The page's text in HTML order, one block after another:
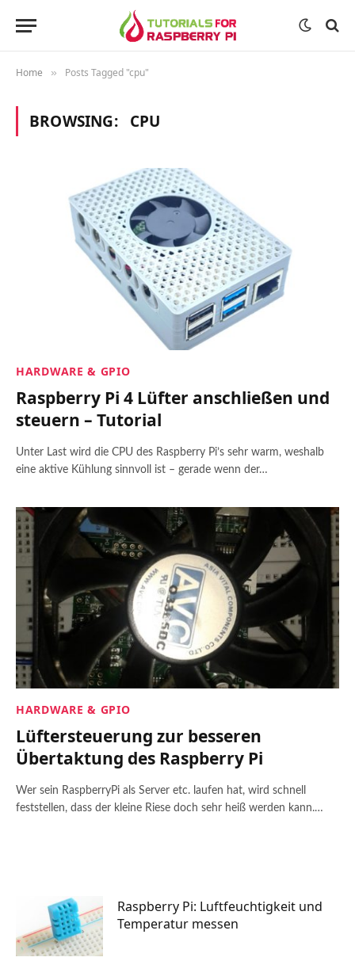
Home » Posts Tagged "cpu"
BROWSING: CPU
HARDWARE & GPIO
Raspberry Pi 4 Lüfter anschließen und
steuern – Tutorial
Unter Last wird die CPU des Raspberry Pi’s sehr warm, weshalb
eine aktive Kühlung sinnvoll ist – gerade wenn der…
HARDWARE & GPIO
Lüftersteuerung zur besseren
Übertaktung des Raspberry Pi
Wer sein RaspberryPi als Server etc. laufen hat, wird schnell
feststellen, dass der kleine Riese doch sehr heiß werden kann.…
Raspberry Pi: Luftfeuchtigkeit und
Temperatur messen